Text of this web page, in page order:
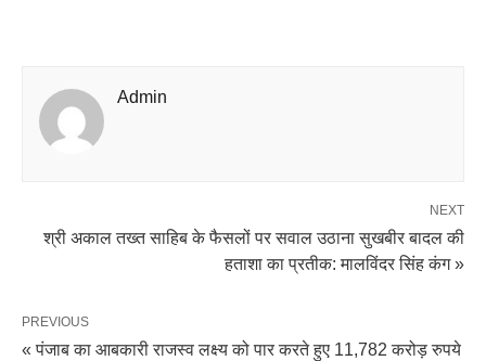
Admin
NEXT
श्री अकाल तख्त साहिब के फैसलों पर सवाल उठाना सुखबीर बादल की
हताशा का प्रतीक: मालविंदर सिंह कंग »
PREVIOUS
« पंजाब का आबकारी राजस्व लक्ष्य को पार करते हुए 11,782 करोड़ रुपये